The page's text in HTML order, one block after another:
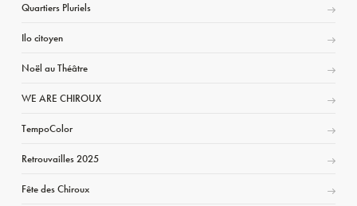
Quartiers Pluriels
Ilo citoyen
Noël au Théâtre
WE ARE CHIROUX
TempoColor
Retrouvailles 2025
Fête des Chiroux